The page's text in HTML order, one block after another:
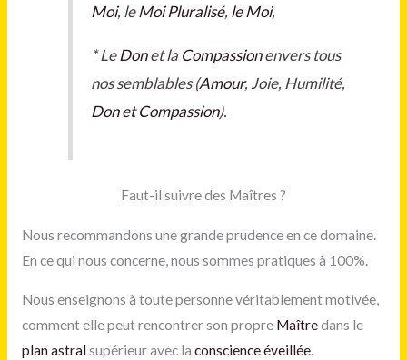
Moi, leMoi Pluralisé, le Moi,
*LeDonet la Compassionenvers tous
nos semblables (Amour, Joie, Humilité,
Don et Compassion).
Faut-il suivre des Maîtres ?
Nous recommandons une grande prudence en ce domaine.
En ce qui nous concerne, nous sommes pratiques à 100%.
Nous enseignons à toute personne véritablement motivée,
comment elle peut rencontrer son propre Maîtredans le
plan astralsupérieur avec la conscience éveillée.